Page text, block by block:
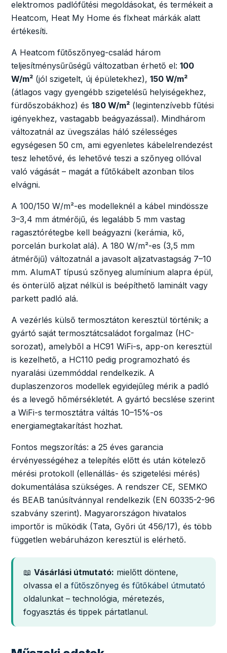
elektromos padlófűtési megoldásokat, és termékeit a
Heatcom, Heat My Home és flxheat márkák alatt
értékesíti.
A Heatcom fűtőszőnyeg-család három
teljesítménysűrűségű változatban érhető el: 100
W/m² (jól szigetelt, új épületekhez), 150 W/m²
(átlagos vagy gyengébb szigetelésű helyiségekhez,
fürdőszobákhoz) és 180 W/m² (legintenzívebb fűtési
igényekhez, vastagabb beágyazással). Mindhárom
változatnál az üvegszálas háló szélességes
egységesen 50 cm, ami egyenletes kábelelrendezést
tesz lehetővé, és lehetővé teszi a szőnyeg ollóval
való vágását – magát a fűtőkábelt azonban tilos
elvágni.
A 100/150 W/m²-es modelleknél a kábel mindössze
3–3,4 mm átmérőjű, és legalább 5 mm vastag
ragasztórétegbe kell beágyazni (kerámia, kő,
porcelán burkolat alá). A 180 W/m²-es (3,5 mm
átmérőjű) változatnál a javasolt aljzatvastagság 7–10
mm. AlumAT típusú szőnyeg alumínium alapra épül,
és önterülő aljzat nélkül is beépíthető laminált vagy
parkett padló alá.
A vezérlés külső termosztáton keresztül történik; a
gyártó saját termosztátcsaládot forgalmaz (HC-
sorozat), amelyből a HC91 WiFi-s, app-on keresztül
is kezelhető, a HC110 pedig programozható és
nyaralási üzemmóddal rendelkezik. A
duplaszenzoros modellek egyidejűleg mérik a padló
és a levegő hőmérsékletét. A gyártó becslése szerint
a WiFi-s termosztátra váltás 10–15%-os
energiamegtakarítást hozhat.
Fontos megszorítás: a 25 éves garancia
érvényességéhez a telepítés előtt és után kötelező
mérési protokoll (ellenállás- és szigetelési mérés)
dokumentálása szükséges. A rendszer CE, SEMKO
és BEAB tanúsítvánnyal rendelkezik (EN 60335-2-96
szabvány szerint). Magyarországon hivatalos
importőr is működik (Tata, Győri út 456/17), és több
független webáruházon keresztül is elérhető.
📖 Vásárlási útmutató: mielőtt döntene,
olvassa el a fűtőszőnyeg és fűtőkábel útmutató
oldalunkat – technológia, méretezés,
fogyasztás és tippek pártatlanul.